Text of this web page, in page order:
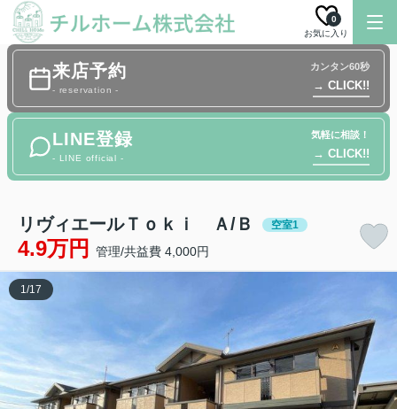
お気に入り
0
来店予約
- reservation -
カンタン60秒
→ CLICK!!
LINE登録
- LINE official -
気軽に相談！
→ CLICK!!
リヴィエールＴｏｋｉ Ａ/Ｂ 空室1
4.9万円 管理/共益費 4,000円
1/17